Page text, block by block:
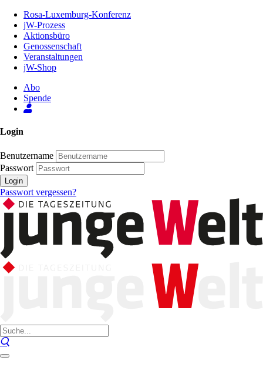
Inhalt
Seite
Rosa-Luxemburg-Konferenz
jW-Prozess
Aktionsbüro
Genossenschaft
Veranstaltungen
jW-Shop
Abo
Spende
Login
Benutzername
Passwort
Login
Passwort vergessen?